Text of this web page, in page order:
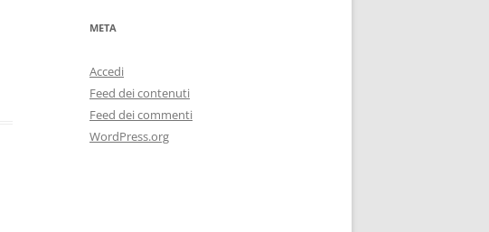
META
Accedi
Feed dei contenuti
Feed dei commenti
WordPress.org